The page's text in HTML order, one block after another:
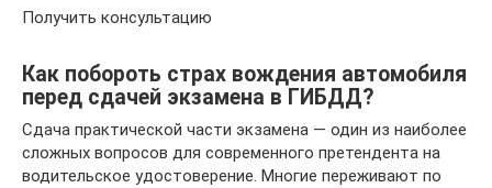
Получить консультацию
Как побороть страх вождения автомобиля
перед сдачей экзамена в ГИБДД?
Сдача практической части экзамена — один из наиболее
сложных вопросов для современного претендента на
водительское удостоверение. Многие переживают по